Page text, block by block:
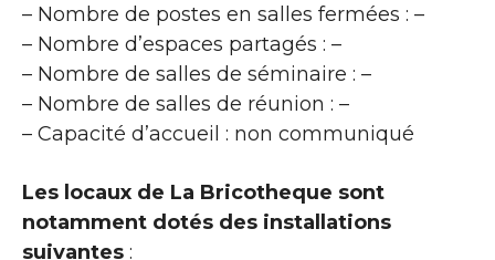
– Nombre de postes en salles fermées : –
– Nombre d’espaces partagés : –
– Nombre de salles de séminaire : –
– Nombre de salles de réunion : –
– Capacité d’accueil : non communiqué
Les locaux de La Bricotheque sont
notamment dotés des installations
suivantes :